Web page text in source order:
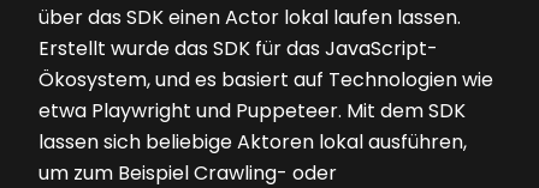
über das SDK einen Actor lokal laufen lassen.
Erstellt wurde das SDK für das JavaScript-
Ökosystem, und es basiert auf Technologien wie
etwa Playwright und Puppeteer. Mit dem SDK
lassen sich beliebige Aktoren lokal ausführen,
um zum Beispiel Crawling- oder